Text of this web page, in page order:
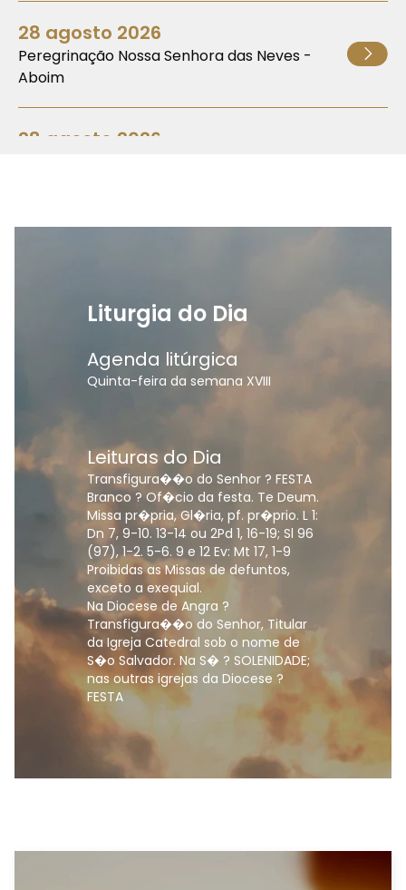
28 agosto 2026
Peregrinação Nossa Senhora das Neves -
Aboim
28 agosto 2026
30 agosto 2026
Liturgia do Dia
Agenda litúrgica
Quinta-feira da semana XVIII
Leituras do Dia
Transfigura��o do Senhor ? FESTA
Branco ? Of�cio da festa. Te Deum.
Missa pr�pria, Gl�ria, pf. pr�prio. L 1:
Dn 7, 9-10. 13-14 ou 2Pd 1, 16-19; Sl 96
(97), 1-2. 5-6. 9 e 12 Ev: Mt 17, 1-9
Proibidas as Missas de defuntos,
exceto a exequial.
Na Diocese de Angra ?
Transfigura��o do Senhor, Titular
da Igreja Catedral sob o nome de
S�o Salvador. Na S� ? SOLENIDADE;
nas outras igrejas da Diocese ?
FESTA